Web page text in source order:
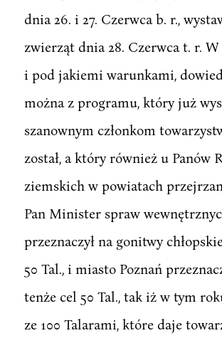
dnia 26. i 27. Czerwca b. r.,
zwierząt dnia 28. Czerwca t. r.
i pod jakiemi warunkami,
można z programu, który już
szanownym członkom
został, a który również u Panów
ziemskich w powiatach
Pan Minister spraw
przeznaczył na gonitwy
50 Tal., i miasto Poznań
tenże cel 50 Tal., tak iż w tym
ze 100 Talarami, które daje